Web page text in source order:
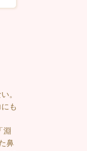
。
も
鼻